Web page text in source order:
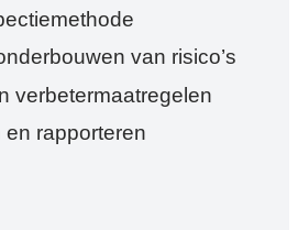
van risico’s
verbetermaatregelen
rapporteren